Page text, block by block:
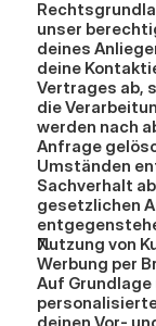
unser
deines
deine
Vertrages ab,
die
werden nach
Anfrage
Umständen
Sachverhalt
gesetzlichen
Nutzung von
Werbung per
Auf